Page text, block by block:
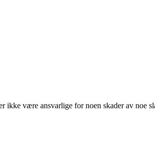
ikke være ansvarlige for noen skader av noe